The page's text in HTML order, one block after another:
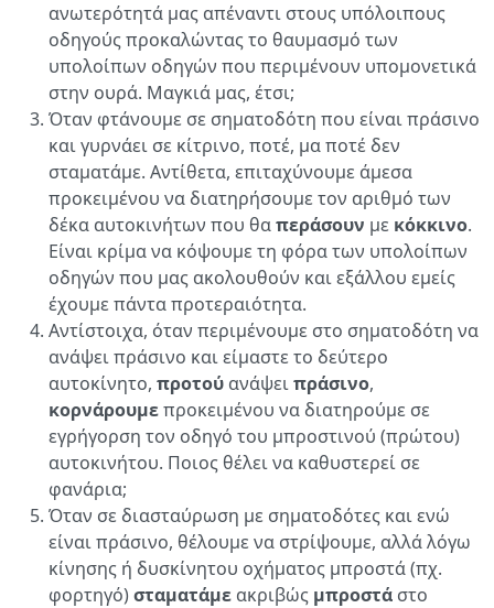
ανωτερότητά μας απέναντι στους υπόλοιπους
οδηγούς προκαλώντας το θαυμασμό των
υπολοίπων οδηγών που περιμένουν υπομονετικά
στην ουρά. Μαγκιά μας, έτσι;
Όταν φτάνουμε σε σηματοδότη που είναι πράσινο
και γυρνάει σε κίτρινο, ποτέ, μα ποτέ δεν
σταματάμε. Αντίθετα, επιταχύνουμε άμεσα
προκειμένου να διατηρήσουμε τον αριθμό των
δέκα αυτοκινήτων που θαπεράσουν με κόκκινο.
Είναι κρίμα να κόψουμε τη φόρα των υπολοίπων
οδηγών που μας ακολουθούν και εξάλλου εμείς
έχουμε πάντα προτεραιότητα.
Αντίστοιχα, όταν περιμένουμε στο σηματοδότη να
ανάψει πράσινο και είμαστε το δεύτερο
αυτοκίνητο, προτού ανάψειπράσινο,
κορνάρουμεπροκειμένου να διατηρούμε σε
εγρήγορση τον οδηγό του μπροστινού (πρώτου)
αυτοκινήτου. Ποιος θέλει να καθυστερεί σε
φανάρια;
Όταν σε διασταύρωση με σηματοδότες και ενώ
είναι πράσινο, θέλουμε να στρίψουμε, αλλά λόγω
κίνησης ή δυσκίνητου οχήματος μπροστά (πχ.
φορτηγό)σταματάμε ακριβώς μπροστά στο